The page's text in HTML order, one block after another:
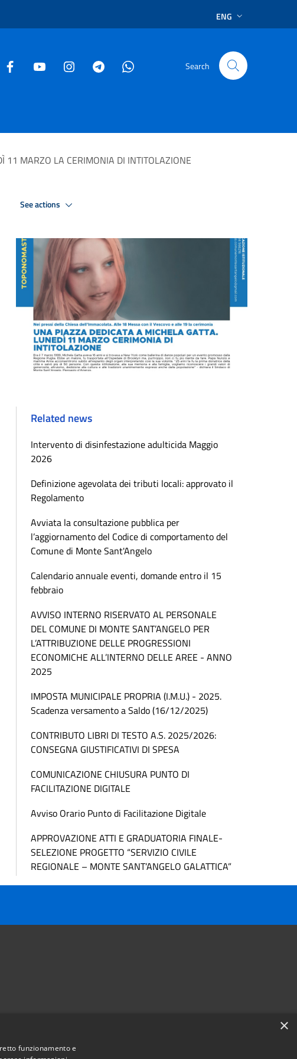
ENG
Search
11 MARZO LA CERIMONIA DI INTITOLAZIONE
See actions
Related news
Intervento di disinfestazione adulticida Maggio
2026
Definizione agevolata dei tributi locali: approvato il
Regolamento
Avviata la consultazione pubblica per
l’aggiornamento del Codice di comportamento del
Comune di Monte Sant'Angelo
Calendario annuale eventi, domande entro il 15
febbraio
AVVISO INTERNO RISERVATO AL PERSONALE
DEL COMUNE DI MONTE SANT’ANGELO PER
L’ATTRIBUZIONE DELLE PROGRESSIONI
ECONOMICHE ALL’INTERNO DELLE AREE - ANNO
2025
IMPOSTA MUNICIPALE PROPRIA (I.M.U.) - 2025.
Scadenza versamento a Saldo (16/12/2025)
CONTRIBUTO LIBRI DI TESTO A.S. 2025/2026:
CONSEGNA GIUSTIFICATIVI DI SPESA
COMUNICAZIONE CHIUSURA PUNTO DI
FACILITAZIONE DIGITALE
Avviso Orario Punto di Facilitazione Digitale
APPROVAZIONE ATTI E GRADUATORIA FINALE-
SELEZIONE PROGETTO “SERVIZIO CIVILE
REGIONALE – MONTE SANT’ANGELO GALATTICA”
×
funzionamento e